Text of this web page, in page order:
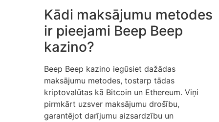
Kādi maksājumu metodes
ir pieejami Beep Beep
kazino?
Beep Beep kazino iegūsiet dažādas
maksājumu metodes, tostarp tādas
kriptovalūtas kā Bitcoin un Ethereum. Viņi
pirmkārt uzsver maksājumu drošību,
garantējot darījumu aizsardzību un